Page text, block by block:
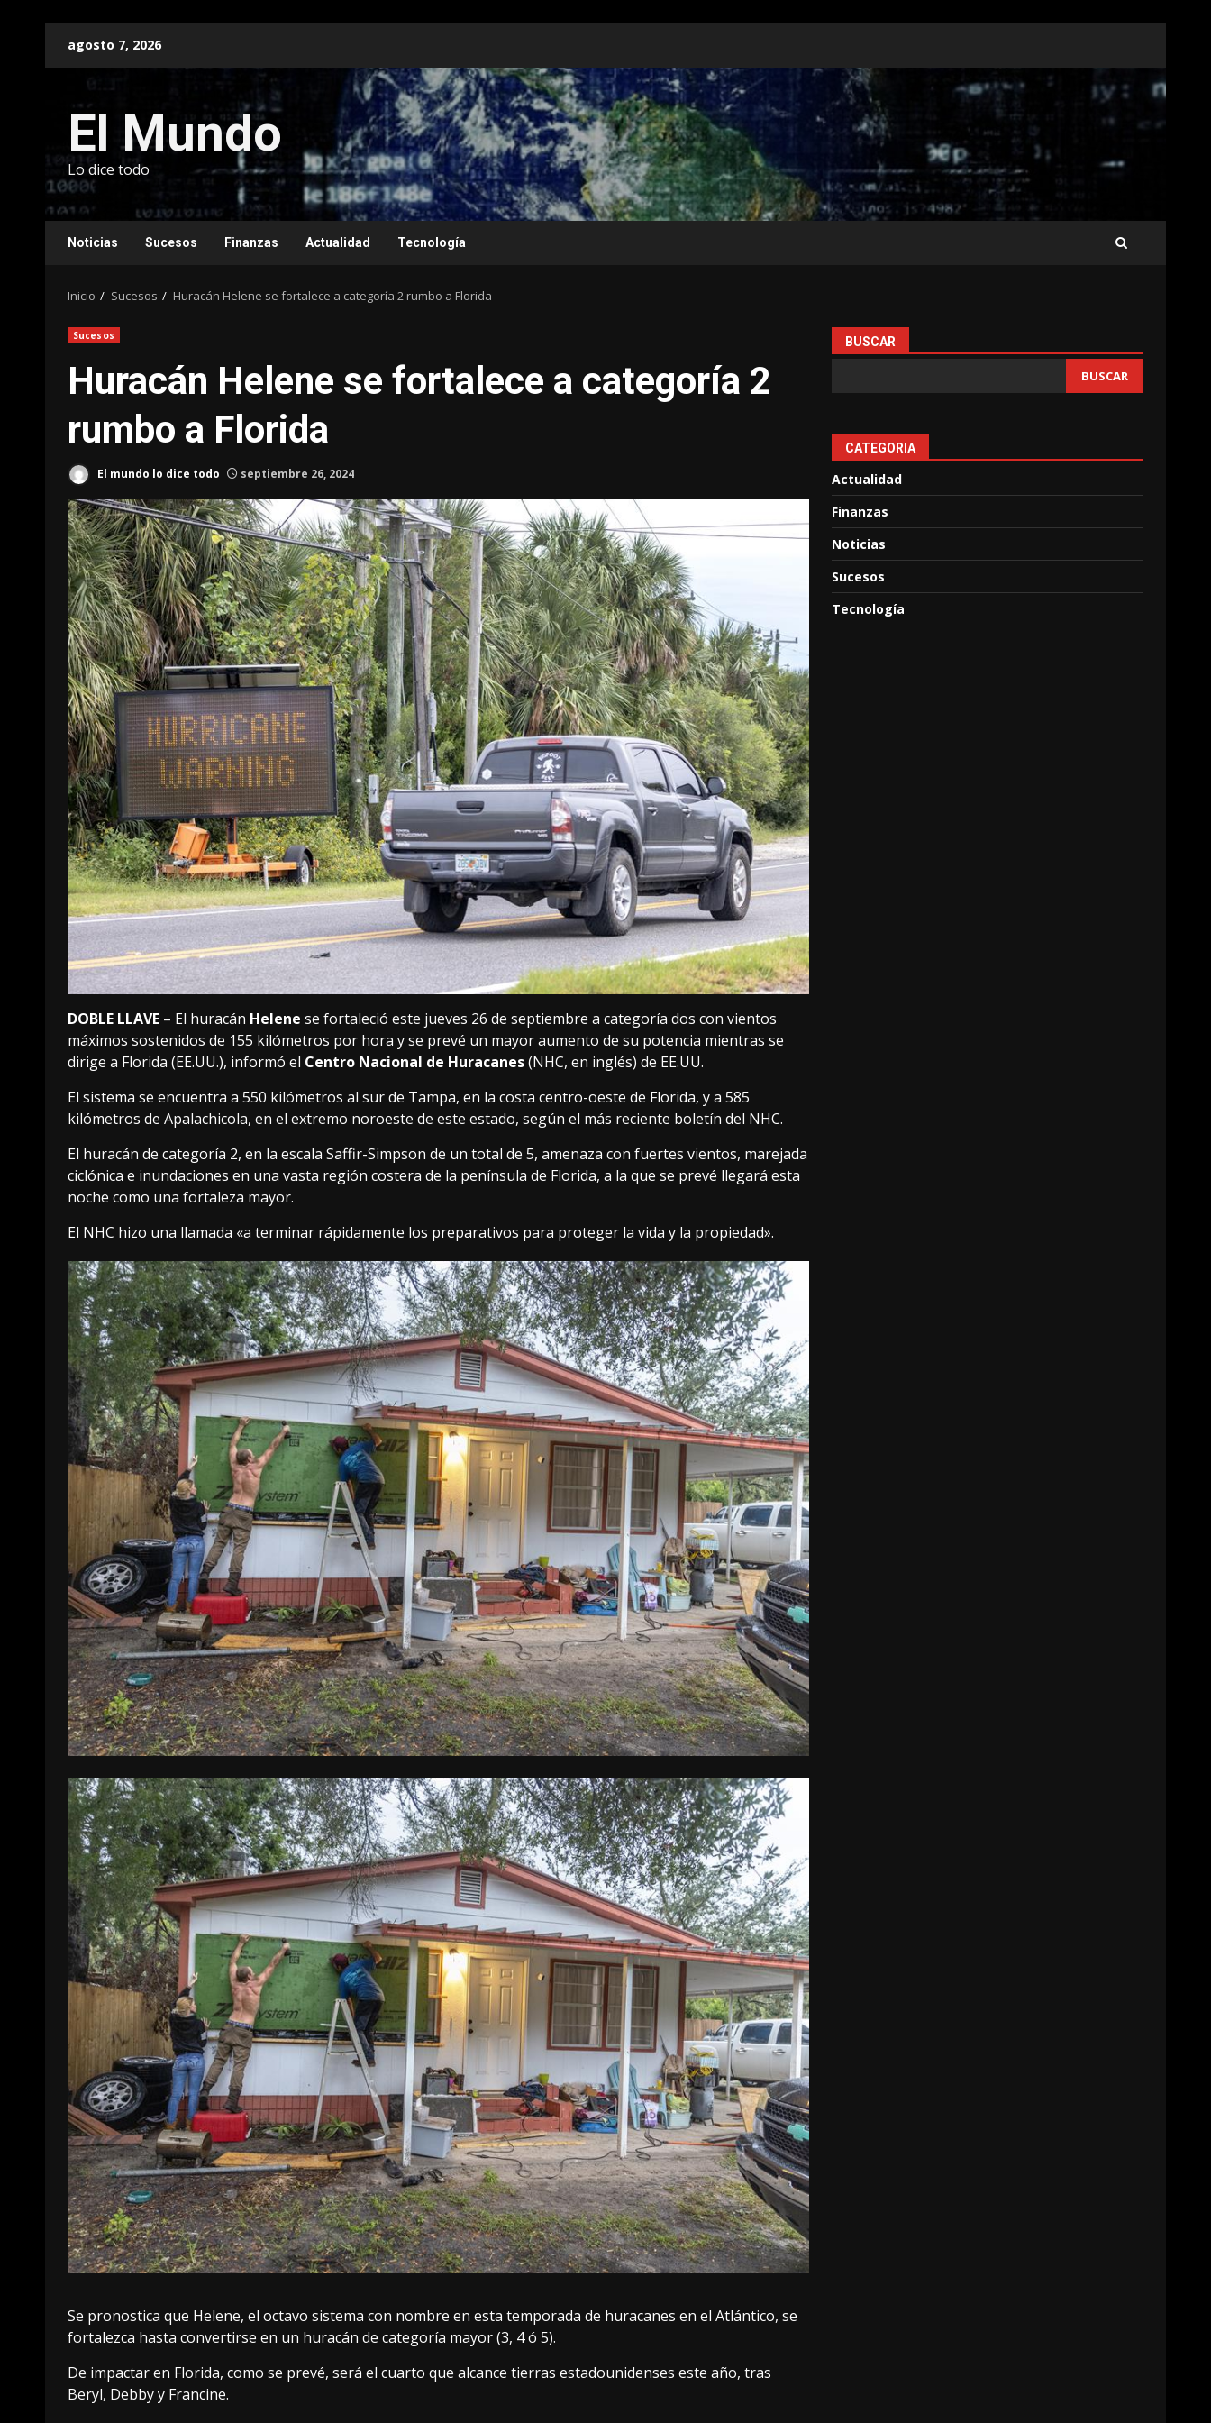
agosto 7, 2026
El Mundo
Lo dice todo
Noticias Sucesos Finanzas Actualidad Tecnología
Inicio Sucesos Huracán Helene se fortalece a categoría 2 rumbo a Florida
Sucesos
Huracán Helene se fortalece a categoría 2
rumbo a Florida
El mundo lo dice todo septiembre 26, 2024
DOBLE LLAVE – El huracán Helene se fortaleció este jueves 26 de septiembre a categoría dos con vientos
máximos sostenidos de 155 kilómetros por hora y se prevé un mayor aumento de su potencia mientras se
dirige a Florida (EE.UU.), informó el Centro Nacional de Huracanes(NHC, en inglés) de EE.UU.
El sistema se encuentra a 550 kilómetros al sur de Tampa, en la costa centro-oeste de Florida, y a 585
kilómetros de Apalachicola, en el extremo noroeste de este estado, según el más reciente boletín del NHC.
El huracán de categoría 2, en la escala Saffir-Simpson de un total de 5, amenaza con fuertes vientos, marejada
ciclónica e inundaciones en una vasta región costera de la península de Florida, a la que se prevé llegará esta
noche como una fortaleza mayor.
El NHC hizo una llamada «a terminar rápidamente los preparativos para proteger la vida y la propiedad».
Se pronostica que Helene, el octavo sistema con nombre en esta temporada de huracanes en el Atlántico, se
fortalezca hasta convertirse en un huracán de categoría mayor (3, 4 ó 5).
De impactar en Florida, como se prevé, será el cuarto que alcance tierras estadounidenses este año, tras
Beryl, Debby y Francine.
BUSCAR
BUSCAR
CATEGORIA
Actualidad
Finanzas
Noticias
Sucesos
Tecnología